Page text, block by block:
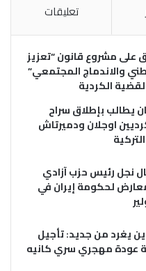
تعليقات
على مشروع قانون “تعزيز
والاندماج المجتمعي”
الكردية
يطالب بإطلاق سراح
اوجلان ودميرتاش
نجل رئيس حزب آزادي
لحكومة إيران في
يغرد من جديد: تأجيل
عودة مهجري سري كانيه